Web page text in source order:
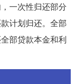
一次性归还部分
计划归还。全部
部贷款本金和利